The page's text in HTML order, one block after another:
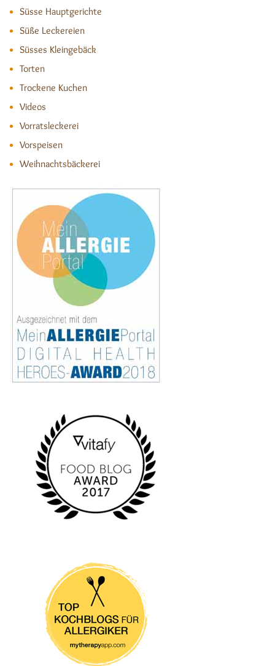
Süsse Hauptgerichte
Süße Leckereien
Süsses Kleingebäck
Torten
Trockene Kuchen
Videos
Vorratsleckerei
Vorspeisen
Weihnachtsbäckerei